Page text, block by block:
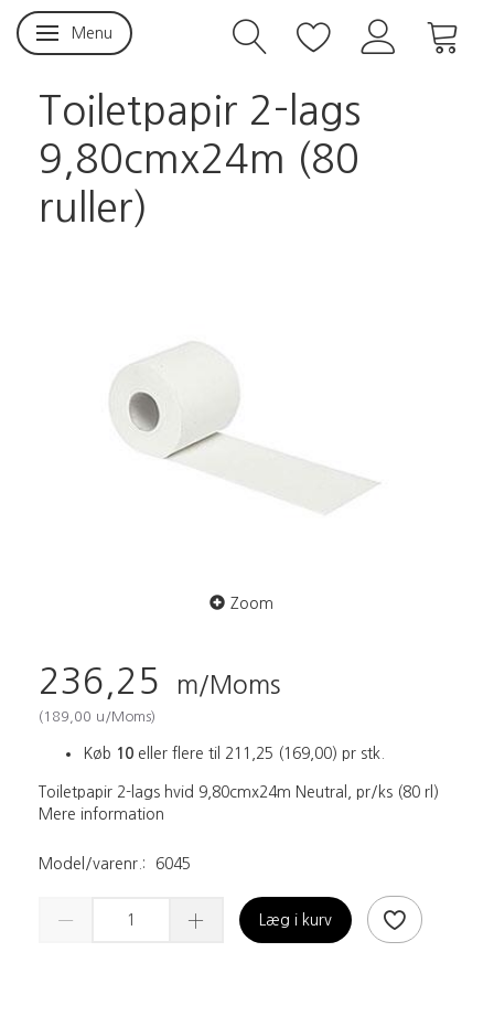
Skifte navigation
Menu
Toiletpapir 2-lags
9,80cmx24m (80
ruller)
Zoom
236,25 m/Moms
(189,00 u/Moms)
Køb 10 eller flere til 211,25 (169,00) pr stk.
Toiletpapir 2-lags hvid 9,80cmx24m Neutral, pr/ks (80 rl)
Mere information
Model/varenr.: 6045
Læg i kurv